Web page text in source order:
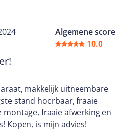
Algemene score
10.0
makkelijk uitneembare
stand hoorbaar, fraaie
montage, fraaie afwerking en
Kopen, is mijn advies!